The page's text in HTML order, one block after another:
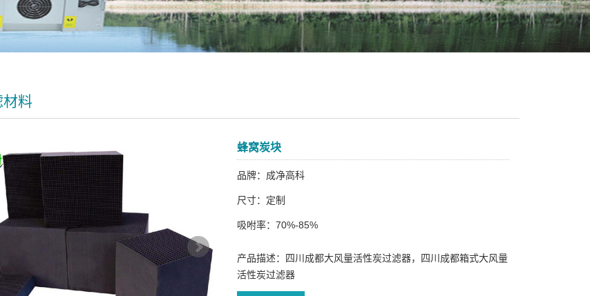
材料
蜂窝炭块
品牌：成净高科
尺寸：定制
吸咐率：70%-85%
产品描述：四川成都大风量活性炭过滤器，四川成都箱式大风量
活性炭过滤器